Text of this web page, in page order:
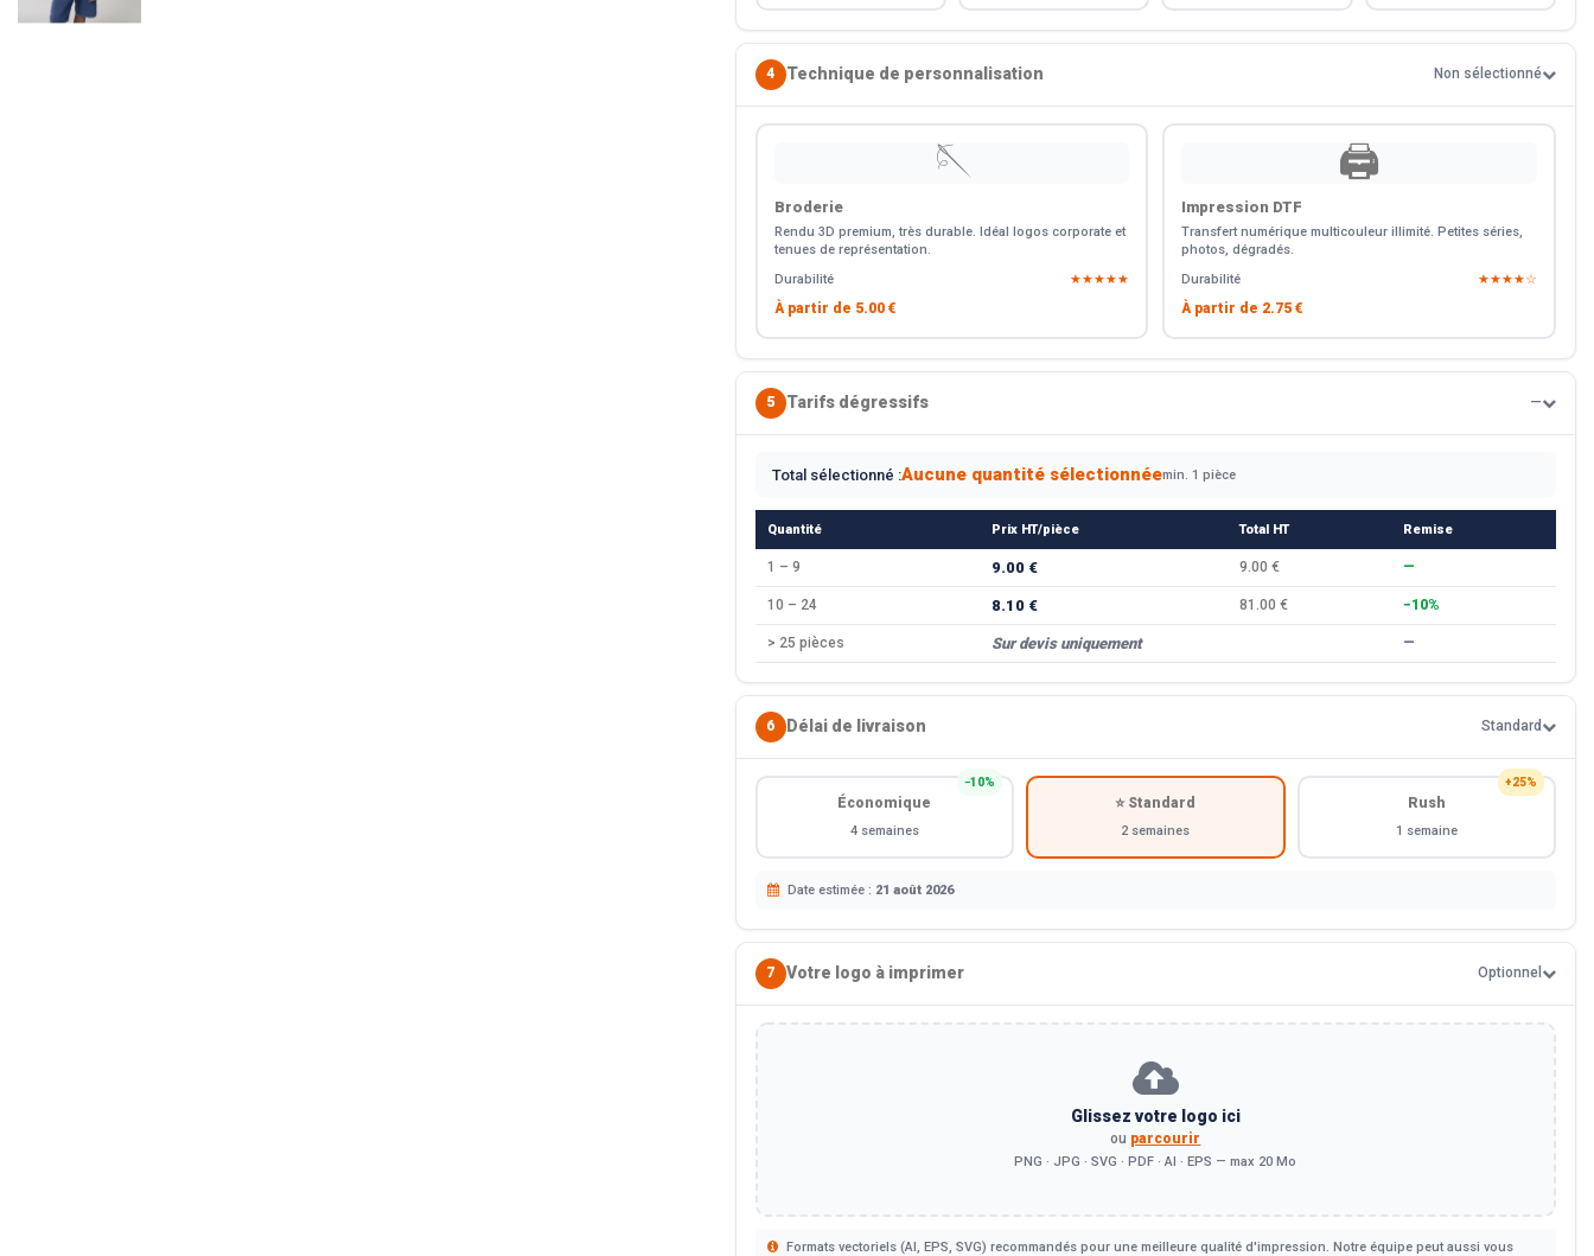
4 Technique de personnalisation Non sélectionné
🪡
Broderie
Rendu 3D premium, très durable. Idéal logos corporate et
tenues de représentation.
Durabilité
★★★★★
À partir de 5.00 €
🖨️
Impression DTF
Transfert numérique multicouleur illimité. Petites séries,
photos, dégradés.
Durabilité
★★★★☆
À partir de 2.75 €
5 Tarifs dégressifs —
Total sélectionné :Aucune quantité sélectionnéemin. 1 pièce
Quantité Prix HT/pièce Total HT Remise
1 – 9 9.00 € 9.00 € —
10 – 24 8.10 € 81.00 € −10%
> 25 pièces Sur devis uniquement —
6 Délai de livraison Standard
−10%
Économique
4 semaines
⭐ Standard
2 semaines
+25%
Rush
1 semaine
Date estimée : 21 août 2026
7 Votre logo à imprimer Optionnel
Glissez votre logo ici
ou parcourir
PNG · JPG · SVG · PDF · AI · EPS — max 20 Mo
Formats vectoriels (AI, EPS, SVG) recommandés pour une meilleure qualité d'impression. Notre équipe peut aussi vous